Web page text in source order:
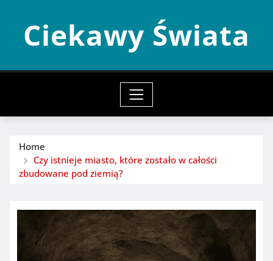
contentCiekawy Świata
Home
Czy istnieje miasto, które zostało w całości
zbudowane pod ziemią?